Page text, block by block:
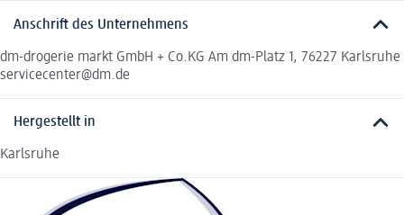
Anschrift des Unternehmens
dm-drogerie markt GmbH + Co.KG Am dm-Platz 1, 76227 Karlsruhe
servicecenter@dm.de
Hergestellt in
Karlsruhe